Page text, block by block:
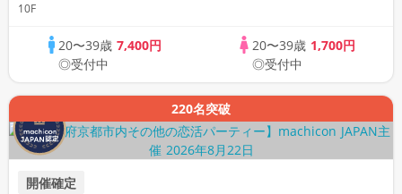
10F
20〜39歳7,400円
◎受付中
20〜39歳 1,700円
◎受付中
220名突破
開催確定